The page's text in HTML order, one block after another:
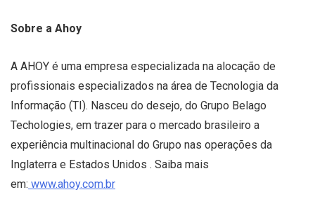
Sobre a Ahoy
A AHOY é uma empresa especializada na alocação de
profissionais especializados na área de Tecnologia da
Informação (TI). Nasceu do desejo, do Grupo Belago
Techologies, em trazer para o mercado brasileiro a
experiência multinacional do Grupo nas operações da
Inglaterra e Estados Unidos . Saiba mais
em: www.ahoy.com.br